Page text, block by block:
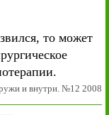
то может
и внутри. №12 2008